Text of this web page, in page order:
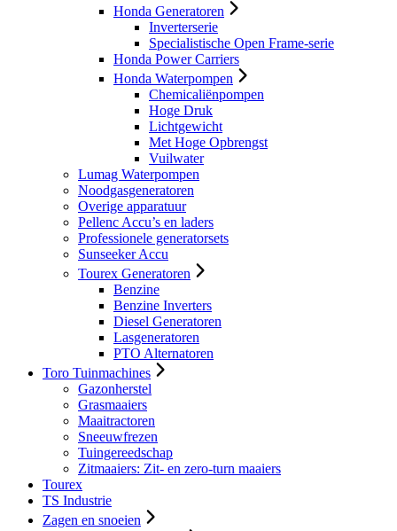
Honda Generatoren
Inverterserie
Specialistische Open Frame-serie
Honda Power Carriers
Honda Waterpompen
Chemicaliënpompen
Hoge Druk
Lichtgewicht
Met Hoge Opbrengst
Vuilwater
Lumag Waterpompen
Noodgasgeneratoren
Overige apparatuur
Pellenc Accu’s en laders
Professionele generatorsets
Sunseeker Accu
Tourex Generatoren
Benzine
Benzine Inverters
Diesel Generatoren
Lasgeneratoren
PTO Alternatoren
Toro Tuinmachines
Gazonherstel
Grasmaaiers
Maaitractoren
Sneeuwfrezen
Tuingereedschap
Zitmaaiers: Zit- en zero-turn maaiers
Tourex
TS Industrie
Zagen en snoeien